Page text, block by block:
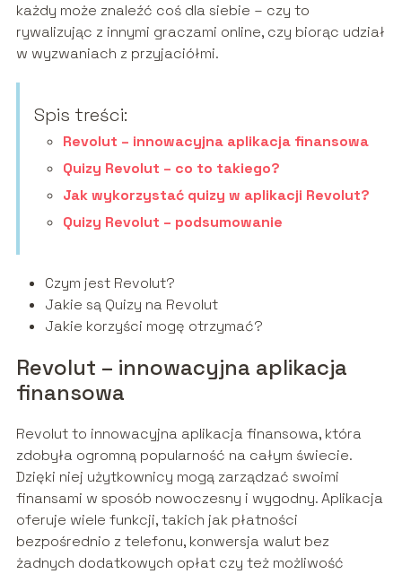
każdy może znaleźć coś dla siebie – czy to
rywalizując z innymi graczami online, czy biorąc udział
w wyzwaniach z przyjaciółmi.
Spis treści:
Revolut – innowacyjna aplikacja finansowa
Quizy Revolut – co to takiego?
Jak wykorzystać quizy w aplikacji Revolut?
Quizy Revolut – podsumowanie
Czym jest Revolut?
Jakie są Quizy na Revolut
Jakie korzyści mogę otrzymać?
Revolut – innowacyjna aplikacja
finansowa
Revolut to innowacyjna aplikacja finansowa, która
zdobyła ogromną popularność na całym świecie.
Dzięki niej użytkownicy mogą zarządzać swoimi
finansami w sposób nowoczesny i wygodny. Aplikacja
oferuje wiele funkcji, takich jak płatności
bezpośrednio z telefonu, konwersja walut bez
żadnych dodatkowych opłat czy też możliwość